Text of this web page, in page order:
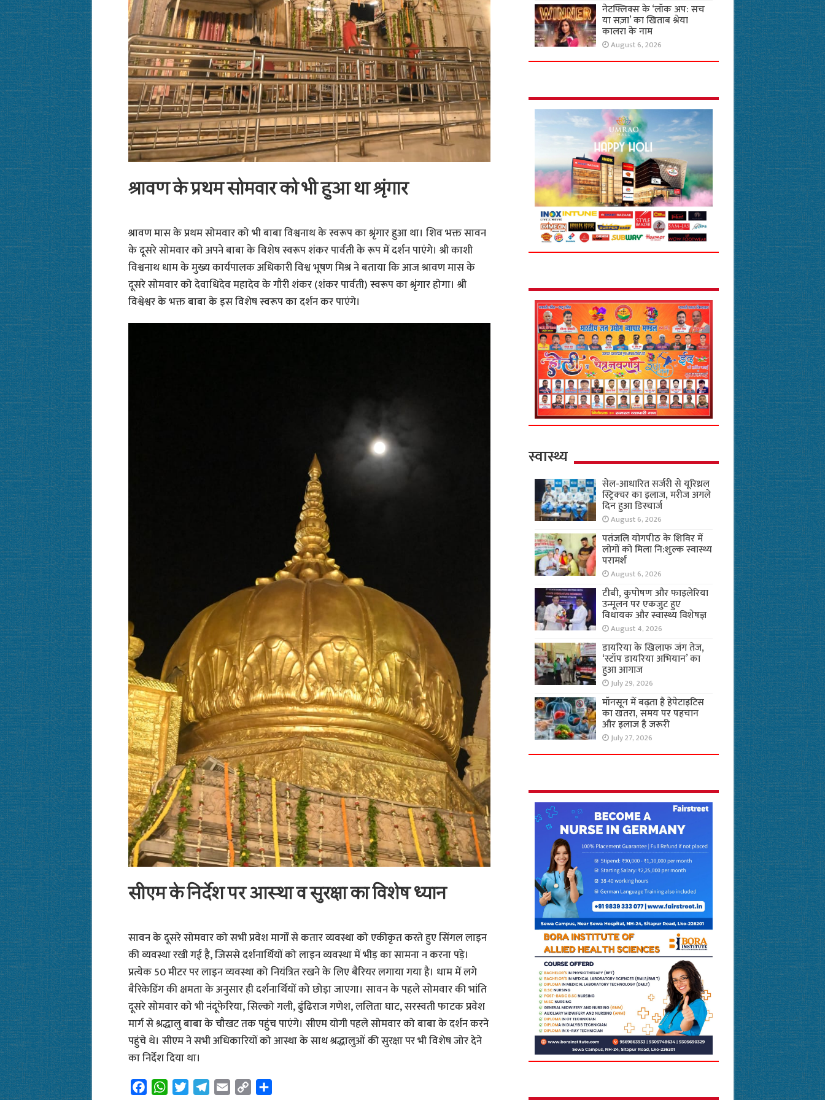
श्रावण के प्रथम सोमवार को भी हुआ था श्रृंगार
श्रावण मास के प्रथम सोमवार को भी बाबा विश्वनाथ के स्वरूप का श्रृंगार हुआ था। शिव भक्त सावन
के दूसरे सोमवार को अपने बाबा के विशेष स्वरूप शंकर पार्वती के रूप में दर्शन पाएंगे। श्री काशी
विश्वनाथ धाम के मुख्य कार्यपालक अधिकारी विश्व भूषण मिश्र ने बताया कि आज श्रावण मास के
दूसरे सोमवार को देवाधिदेव महादेव के गौरी शंकर (शंकर पार्वती) स्वरूप का श्रृंगार होगा। श्री
विश्वेश्वर के भक्त बाबा के इस विशेष स्वरूप का दर्शन कर पाएंगे।
सीएम के निर्देश पर आस्था व सुरक्षा का विशेष ध्यान
सावन के दूसरे सोमवार को सभी प्रवेश मार्गों से कतार व्यवस्था को एकीकृत करते हुए सिंगल लाइन
की व्यवस्था रखी गई है, जिससे दर्शनार्थियों को लाइन व्यवस्था में भीड़ का सामना न करना पड़े।
प्रत्येक 50 मीटर पर लाइन व्यवस्था को नियंत्रित रखने के लिए बैरियर लगाया गया है। धाम में लगे
बैरिकेडिंग की क्षमता के अनुसार ही दर्शनार्थियों को छोड़ा जाएगा। सावन के पहले सोमवार की भांति
दूसरे सोमवार को भी नंदूफेरिया, सिल्को गली, ढुंढिराज गणेश, ललिता घाट, सरस्वती फाटक प्रवेश
मार्ग से श्रद्धालु बाबा के चौखट तक पहुंच पाएंगे। सीएम योगी पहले सोमवार को बाबा के दर्शन करने
पहुंचे थे। सीएम ने सभी अधिकारियों को आस्था के साथ श्रद्धालुओं की सुरक्षा पर भी विशेष जोर देने
का निर्देश दिया था।
F
W
T
T
E
C
S
नेटफ्लिक्स के ‘लॉक अप: सच
या सज़ा’ का खिताब श्रेया
कालरा के नाम
August 6, 2026
स्वास्थ्य
सेल-आधारित सर्जरी से यूरिथ्रल
स्ट्रिक्चर का इलाज, मरीज अगले
दिन हुआ डिस्चार्ज
August 6, 2026
पतंजलि योगपीठ के शिविर में
लोगों को मिला नि:शुल्क स्वास्थ्य
परामर्श
August 6, 2026
टीबी, कुपोषण और फाइलेरिया
उन्मूलन पर एकजुट हुए
विधायक और स्वास्थ्य विशेषज्ञ
August 4, 2026
डायरिया के खिलाफ जंग तेज,
‘स्टॉप डायरिया अभियान’ का
हुआ आगाज
July 29, 2026
मॉनसून में बढ़ता है हेपेटाइटिस
का खतरा, समय पर पहचान
और इलाज है जरूरी
July 27, 2026